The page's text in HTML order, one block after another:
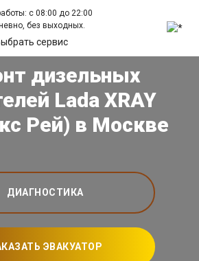
с 08:00 до 22:00
без выходных.
сервис
дизельных
Lada XRAY
Рей) в Москве
ДИАГНОСТИКА
ЭВАКУАТОР